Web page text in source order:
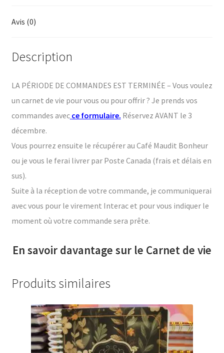
Avis (0)
Description
LA PÉRIODE DE COMMANDES EST TERMINÉE – Vous voulez
un carnet de vie pour vous ou pour offrir ? Je prends vos
commandes avec ce formulaire. Réservez AVANT le 3
décembre.
Vous pourrez ensuite le récupérer au Café Maudit Bonheur
ou je vous le ferai livrer par Poste Canada (frais et délais en
sus).
Suite à la réception de votre commande, je communiquerai
avec vous pour le virement Interac et pour vous indiquer le
moment où votre commande sera prête.
En savoir davantage sur le Carnet de vie
Produits similaires